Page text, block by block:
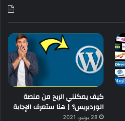
كيف يمكنني الربح من منصة
الوردبريس؟ | هنا ستعرف الإجابة
28 يونيو، 2021